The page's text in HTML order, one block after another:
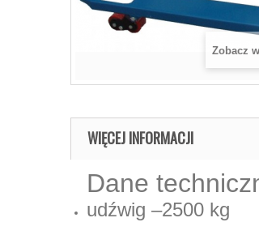
Zobacz
WIĘCEJ INFORMACJI
Dane
udźwig –2500 kg